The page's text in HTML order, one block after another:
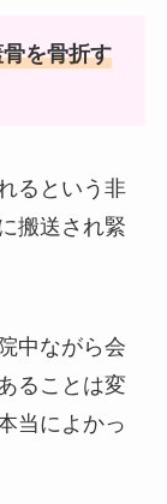
を骨折す
るという非
搬送され緊
中ながら会
ることは変
当によかっ